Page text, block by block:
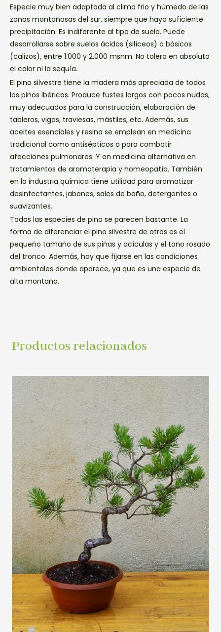
Especie muy bien adaptada al clima frio y húmedo de las
zonas montañosas del sur, siempre que haya suficiente
precipitación. Es indiferente al tipo de suelo. Puede
desarrollarse sobre suelos ácidos (silíceos) o básicos
(calizos), entre 1.000 y 2.000 msnm. No tolera en absoluto
el calor ni la sequía.
El pino silvestre tiene la madera más apreciada de todos
los pinos ibéricos. Produce fustes largos con pocos nudos,
muy adecuados para la construcción, elaboración de
tableros, vigas, traviesas, mástiles, etc. Además, sus
aceites esenciales y resina se emplean en medicina
tradicional como antisépticos o para combatir
afecciones pulmonares. Y en medicina alternativa en
tratamientos de aromaterapia y homeopatía. También
en la industria química tiene utilidad para aromatizar
desinfectantes, jabones, sales de baño, detergentes o
suavizantes.
Todas las especies de pino se parecen bastante. La
forma de diferenciar el pino silvestre de otros es el
pequeño tamaño de sus piñas y acículas y el tono rosado
del tronco. Además, hay que fijarse en las condiciones
ambientales donde aparece, ya que es una especie de
alta montaña.
Productos relacionados